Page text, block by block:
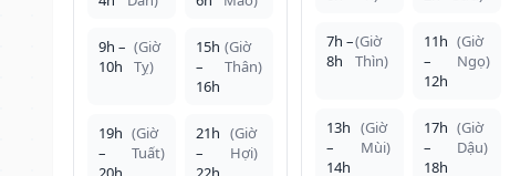
9h –
10h
(Giờ
Tỵ)
15h
–
16h
(Giờ
Thân)
19h
–
(Giờ
Tuất)
21h
–
(Giờ
Hợi)
7h –
8h
(Giờ
Thìn)
11h
–
12h
(Giờ
Ngọ)
13h
–
14h
(Giờ
Mùi)
17h
–
18h
(Giờ
Dậu)